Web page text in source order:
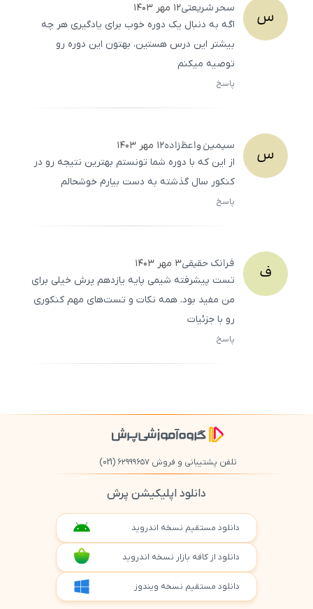
س سحرشریعتی۱۲ مهر ۱۴۰۳
اگه به دنبال یک دوره خوب برای یادگیری هر چه
بیشتر این درس هستین، بهتون این دوره رو
توصیه میکنم
پاسخ
س سیمینواعظ‌‌زاده۱۲ مهر ۱۴۰۳
از این که با دوره شما تونستم بهترین نتیجه رو در
کنکور سال گذشته به دست بیارم خوشحالم
پاسخ
ف فرانکحقیقی۳ مهر ۱۴۰۳
تست پیشرفته شیمی پایه یازدهم پرش خیلی برای
من مفید بود. همه نکات و تست‌های مهم کنکوری
رو با جزئیات
پاسخ
تلفن پشتیبانی و فروش ۶۲۹۹۹۶۵۷ (021)
دانلود اپلیکیشن پرش
دانلود مستقیم نسخه اندروید
دانلود از کافه بازار نسخه اندروید
دانلود مستقیم نسخه ویندوز